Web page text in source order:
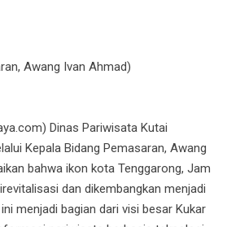
Awang Ivan Ahmad)
Dinas Pariwisata Kutai
Kepala Bidang Pemasaran, Awang
bahwa ikon kota Tenggarong, Jam
dan dikembangkan menjadi
menjadi bagian dari visi besar Kukar